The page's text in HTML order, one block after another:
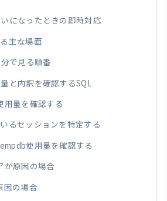
になったときの即時対応
主な場面
で見る順番
と内訳を確認するSQL
用量を確認する
るセッションを特定する
使用量を確認する
が原因の場合
因の場合